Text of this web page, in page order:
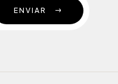
ENVIAR